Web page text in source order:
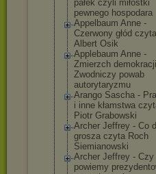
pałek czyli miłostki
pewnego hospodara
Appelbaum Anne -
Czerwony głód czyta
Albert Osik
Applebaum Anne -
Zmierzch
Zwodniczy powab
autorytaryzmu
Arango Sascha -
i inne kłamstwa
Piotr Grabowski
Archer Jeffrey - Co
grosza czyta Roch
Siemianowski
Archer Jeffrey - Czy
powiemy